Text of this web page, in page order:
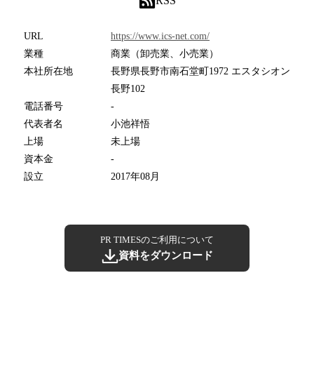
URL
https://www.ics-net.com/
業種
商業（卸売業、小売業）
本社所在地
長野県長野市南石堂町1972 エスタシオン
長野102
電話番号
-
代表者名
小池祥悟
上場
未上場
資本金
-
設立
2017年08月
PR TIMESのご利用について
資料をダウンロード